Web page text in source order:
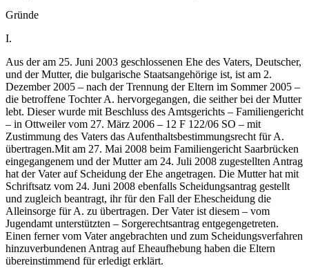
Gründe
I.
Aus der am 25. Juni 2003 geschlossenen Ehe des Vaters, Deutscher,
und der Mutter, die bulgarische Staatsangehörige ist, ist am 2.
Dezember 2005 – nach der Trennung der Eltern im Sommer 2005 –
die betroffene Tochter A. hervorgegangen, die seither bei der Mutter
lebt. Dieser wurde mit Beschluss des Amtsgerichts – Familiengericht
– in Ottweiler vom 27. März 2006 – 12 F 122/06 SO – mit
Zustimmung des Vaters das Aufenthaltsbestimmungsrecht für A.
übertragen.Mit am 27. Mai 2008 beim Familiengericht Saarbrücken
eingegangenem und der Mutter am 24. Juli 2008 zugestellten Antrag
hat der Vater auf Scheidung der Ehe angetragen. Die Mutter hat mit
Schriftsatz vom 24. Juni 2008 ebenfalls Scheidungsantrag gestellt
und zugleich beantragt, ihr für den Fall der Ehescheidung die
Alleinsorge für A. zu übertragen. Der Vater ist diesem – vom
Jugendamt unterstützten – Sorgerechtsantrag entgegengetreten.
Einen ferner vom Vater angebrachten und zum Scheidungsverfahren
hinzuverbundenen Antrag auf Eheaufhebung haben die Eltern
übereinstimmend für erledigt erklärt.